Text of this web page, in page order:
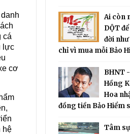
cá
lực
cơ
hệ
Ai còn
DỘT
đời
chỉ vì mua mỗi Bảo
BHNT
Hồng
Hoa
đồng tiền Bảo Hiểm
Tâm